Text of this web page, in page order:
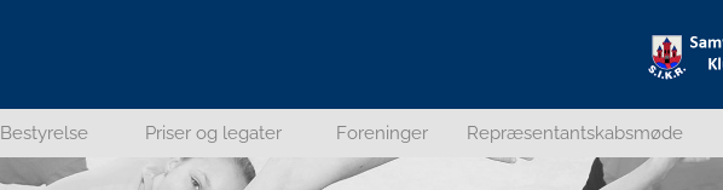
Bestyrelse Priser og legater Foreninger Repræsentantskabsmøde